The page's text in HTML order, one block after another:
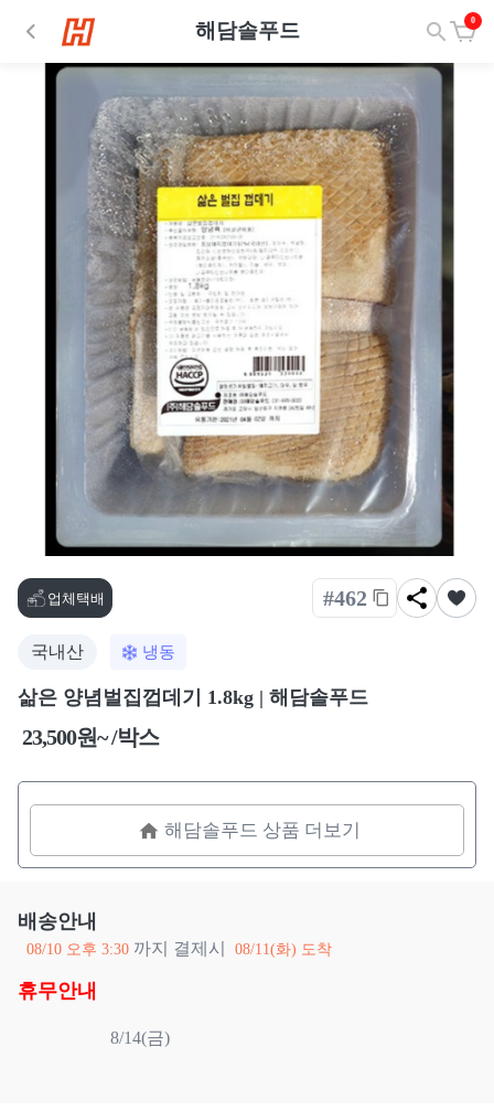
해담솔푸드 0
업체택배 #462
국내산 냉동
삶은 양념벌집껍데기 1.8kg | 해담솔푸드
23,500원~ /박스
해담솔푸드 상품 더보기
배송안내
08/10 오후 3:30 까지 결제시 08/11(화) 도착
휴무안내